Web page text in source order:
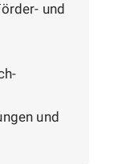
und
und